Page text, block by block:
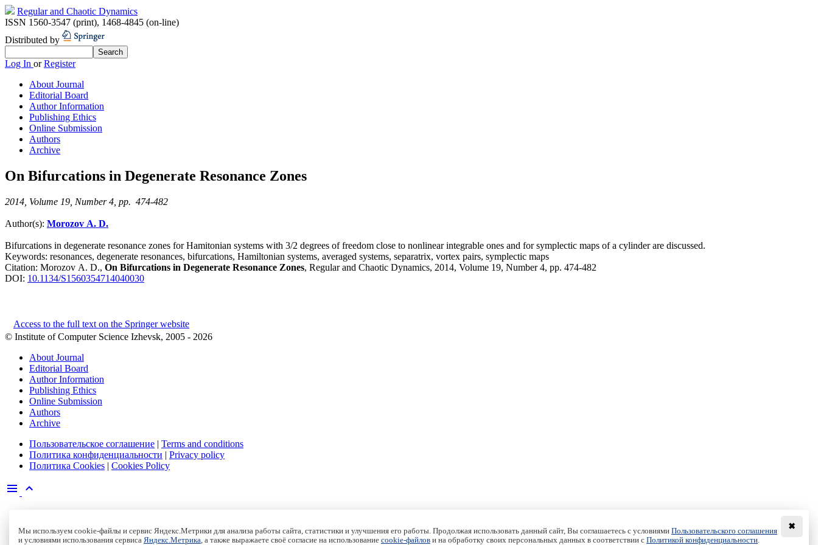
Regular and Chaotic Dynamics
ISSN 1560-3547 (print), 1468-4845 (on-line)
Distributed by
Log In orRegister
About Journal
Editorial Board
Author Information
Publishing Ethics
Online Submission
Authors
Archive
On Bifurcations in Degenerate Resonance Zones
2014, Volume 19, Number 4, pp. 474-482
Author(s): Morozov A. D.
Bifurcations in degenerate resonance zones for Hamitonian systems with 3/2 degrees of freedom close to nonlinear integrable ones and for symplectic maps of a cylinder are discussed.
Keywords: resonances, degenerate resonances, bifurcations, Hamiltonian systems, averaged systems, separatrix, vortex pairs, symplectic maps
Citation: Morozov A. D., On Bifurcations in Degenerate Resonance Zones, Regular and Chaotic Dynamics, 2014, Volume 19, Number 4, pp. 474-482
DOI: 10.1134/S1560354714040030
Access to the full text on the Springer website
© Institute of Computer Science Izhevsk, 2005 - 2026
About Journal
Editorial Board
Author Information
Publishing Ethics
Online Submission
Authors
Archive
Пользовательское соглашение | Terms and conditions
Политика конфиденциальности | Privacy policy
Политика Cookies | Cookies Policy
✖
Мы используем cookie-файлы и сервис Яндекс.Метрики для анализа работы сайта, статистики и улучшения его работы. Продолжая использовать данный сайт, Вы соглашаетесь с условиями Пользовательского соглашения
и условиями использования сервиса Яндекс.Метрика , а также выражаете своё согласие на использование cookie-файлов и на обработку своих персональных данных в соответствии с Политикой конфиденциальности